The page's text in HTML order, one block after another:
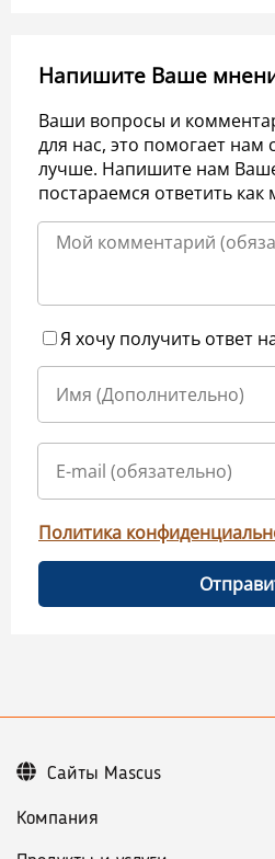
Напишите Ваше
Ваши вопросы и
для нас, это помогает нам
лучше. Напишите нам
постараемся ответить
Я хочу получить ответ
Политика
Компания
Сайты Mascus